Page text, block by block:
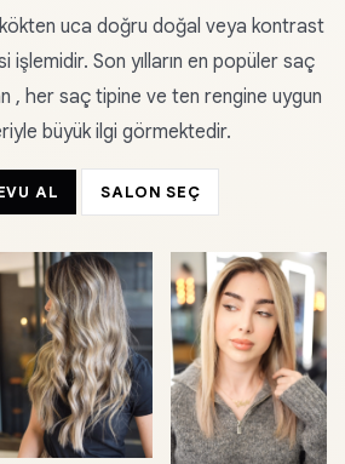
uca doğru doğal veya kontrast
işlemidir. Son yılların en popüler saç
, her saç tipine ve ten rengine uygun
büyük ilgi görmektedir.
AL SALON SEÇ